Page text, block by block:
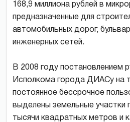
168,9 миллиона рублей в
предназначенные для
автомобильных дорог,
инженерных сетей.
В 2008 году постановлением
Исполкома города ДИАСу на
постоянное бессрочное
выделены земельные
тысячи квадратных метров и